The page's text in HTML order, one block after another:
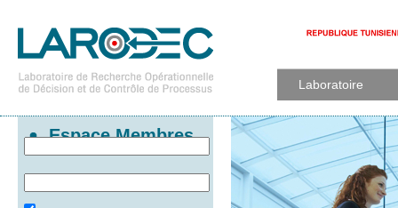
Laboratoire
Espace Membres